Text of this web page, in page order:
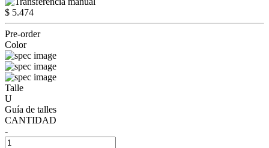
$ 5.474
Pre-order
Color
Talle
U
Guía de talles
CANTIDAD
-